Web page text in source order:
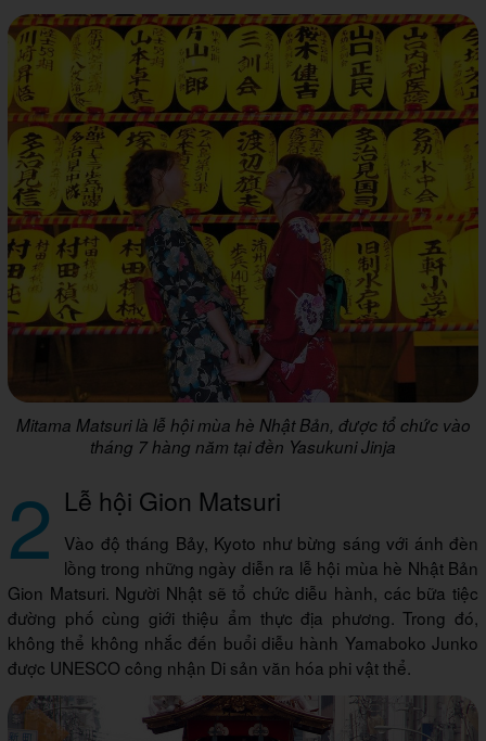
Mitama Matsuri là lễ hội mùa hè Nhật Bản, được tổ chức vào
tháng 7 hàng năm tại đền Yasukuni Jinja
2 Lễ hội Gion Matsuri
Vào độ tháng Bảy, Kyoto như bừng sáng với ánh đèn
lồng trong những ngày diễn ra lễ hội mùa hè Nhật Bản
Gion Matsuri. Người Nhật sẽ tổ chức diễu hành, các bữa tiệc
đường phố cùng giới thiệu ẩm thực địa phương. Trong đó,
không thể không nhắc đến buổi diễu hành Yamaboko Junko
được UNESCO công nhận Di sản văn hóa phi vật thể.